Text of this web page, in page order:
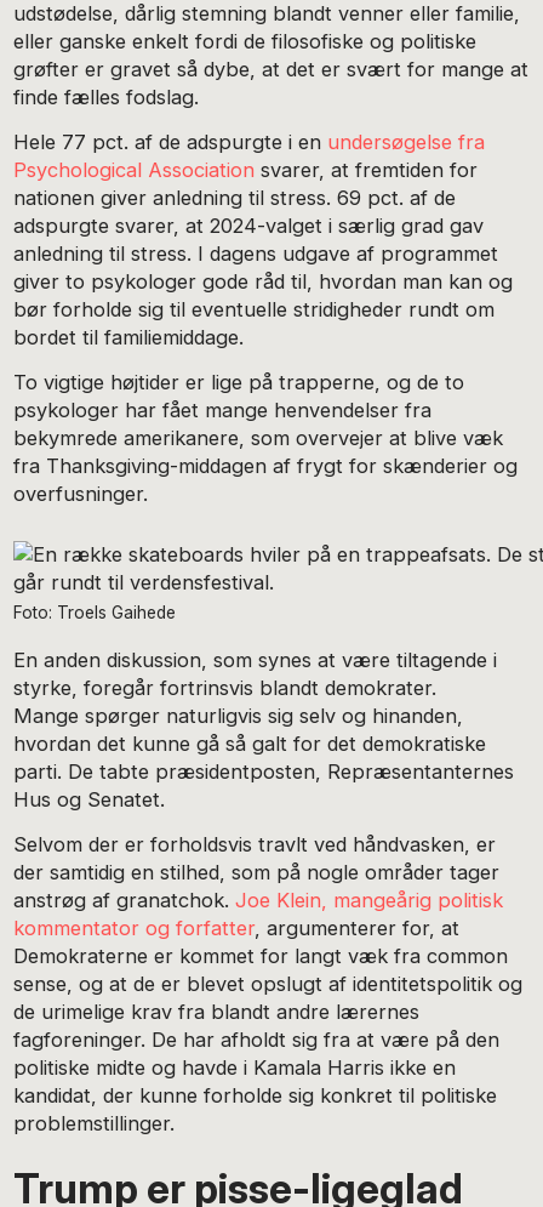
udstødelse, dårlig stemning blandt venner eller familie,
eller ganske enkelt fordi de filosofiske og politiske
grøfter er gravet så dybe, at det er svært for mange at
finde fælles fodslag.
Hele 77 pct. af de adspurgte i en undersøgelse fra
Psychological Association svarer, at fremtiden for
nationen giver anledning til stress. 69 pct. af de
adspurgte svarer, at 2024-valget i særlig grad gav
anledning til stress. I dagens udgave af programmet
giver to psykologer gode råd til, hvordan man kan og
bør forholde sig til eventuelle stridigheder rundt om
bordet til familiemiddage.
To vigtige højtider er lige på trapperne, og de to
psykologer har fået mange henvendelser fra
bekymrede amerikanere, som overvejer at blive væk
fra Thanksgiving-middagen af frygt for skænderier og
overfusninger.
Foto: Troels Gaihede
En anden diskussion, som synes at være tiltagende i
styrke, foregår fortrinsvis blandt demokrater.
Mange spørger naturligvis sig selv og hinanden,
hvordan det kunne gå så galt for det demokratiske
parti. De tabte præsidentposten, Repræsentanternes
Hus og Senatet.
Selvom der er forholdsvis travlt ved håndvasken, er
der samtidig en stilhed, som på nogle områder tager
anstrøg af granatchok.Joe Klein, mangeårig politisk
kommentator og forfatter, argumenterer for, at
Demokraterne er kommet for langt væk fra common
sense, og at de er blevet opslugt af identitetspolitik og
de urimelige krav fra blandt andre lærernes
fagforeninger. De har afholdt sig fra at være på den
politiske midte og havde i Kamala Harris ikke en
kandidat, der kunne forholde sig konkret til politiske
problemstillinger.
Trump er pisse-ligeglad